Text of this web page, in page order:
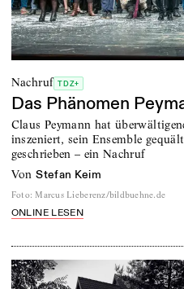
Nachruf TDZ+
Das Phänomen
Claus Peymann hat
inszeniert, sein Ensemble
geschrieben – ein Nachruf
von Stefan Keim
Foto: Marcus Lieberenz/bildbuehne.de
ONLINE LESEN